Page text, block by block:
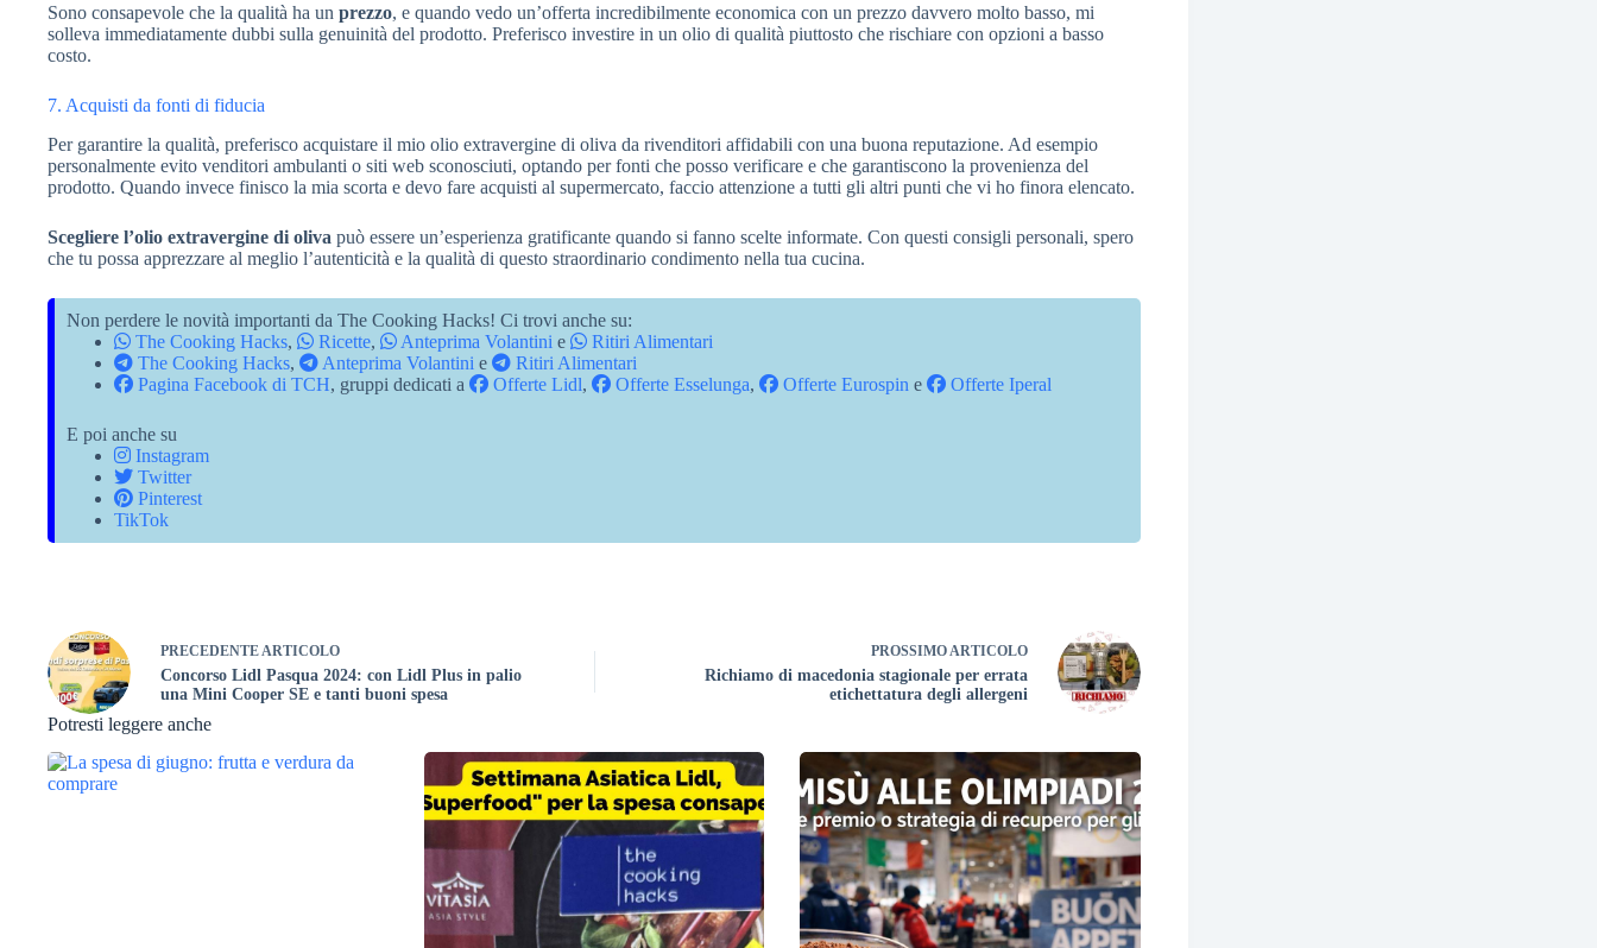
Sono consapevole che la qualità ha un prezzo, e quando vedo un’offerta incredibilmente economica con un prezzo davvero molto basso, mi
solleva immediatamente dubbi sulla genuinità del prodotto. Preferisco investire in un olio di qualità piuttosto che rischiare con opzioni a basso
costo.
7. Acquisti da fonti di fiducia
Per garantire la qualità, preferisco acquistare il mio olio extravergine di oliva da rivenditori affidabili con una buona reputazione. Ad esempio
personalmente evito venditori ambulanti o siti web sconosciuti, optando per fonti che posso verificare e che garantiscono la provenienza del
prodotto. Quando invece finisco la mia scorta e devo fare acquisti al supermercato, faccio attenzione a tutti gli altri punti che vi ho finora elencato.
Scegliere l’olio extravergine di oliva può essere un’esperienza gratificante quando si fanno scelte informate. Con questi consigli personali, spero
che tu possa apprezzare al meglio l’autenticità e la qualità di questo straordinario condimento nella tua cucina.
Non perdere le novità importanti da The Cooking Hacks! Ci trovi anche su:
The Cooking Hacks, Ricette, Anteprima Volantini e
Ritiri Alimentari
The Cooking Hacks, Anteprima Volantini e
Ritiri Alimentari
Pagina Facebook di TCH, gruppi dedicati a Offerte Lidl, Offerte Esselunga, Offerte Eurospin e Offerte Iperal
E poi anche su
Instagram
Twitter
Pinterest
TikTok
PRECEDENTEARTICOLO
Concorso Lidl Pasqua 2024: con Lidl Plus in palio
una Mini Cooper SE e tanti buoni spesa
PROSSIMOARTICOLO
Richiamo di macedonia stagionale per errata
etichettatura degli allergeni
Potresti leggere anche